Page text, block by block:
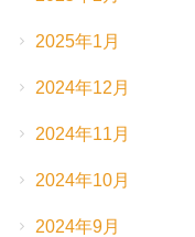
2025年1月
2024年12月
2024年11月
2024年10月
2024年9月